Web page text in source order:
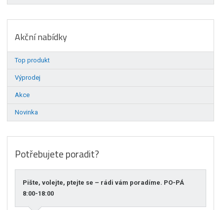
Akční nabídky
Top produkt
Výprodej
Akce
Novinka
Potřebujete poradit?
Pište, volejte, ptejte se – rádi vám poradíme. PO-PÁ
8:00-18:00